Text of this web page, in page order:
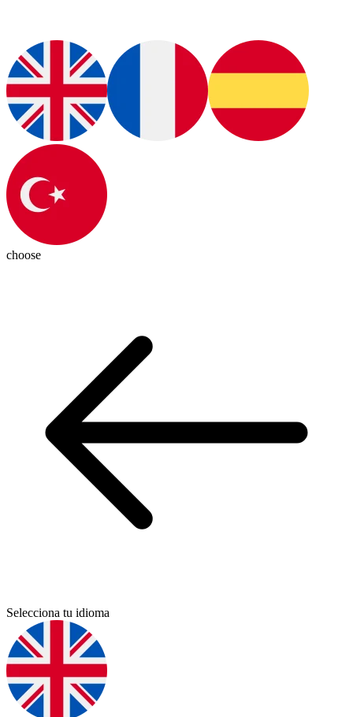
choose
Selecciona tu idioma